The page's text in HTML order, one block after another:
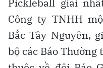
Pickleball giải
Công ty TNHH
Bắc Tây Nguyên,
bộ các Báo